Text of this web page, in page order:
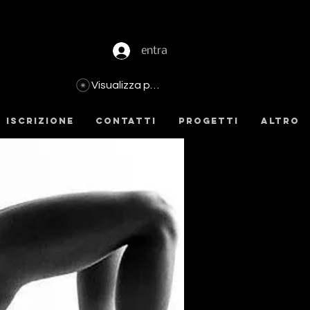
entra
Visualizza punti
Altro
Progetti
Contatti
iscrizione